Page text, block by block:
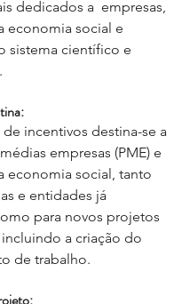
dedicados a  empresas,
economia social e
sistema científico e
de incentivos destina-se a
empresas (PME) e
economia social, tanto
e entidades já
para novos projetos
a criação do
de trabalho.